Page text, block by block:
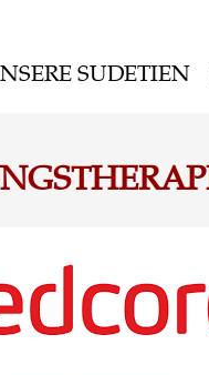
SUDETIEN